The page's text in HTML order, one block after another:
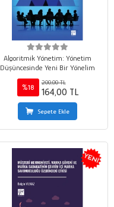
Algoritmik Yönetim: Yönetim
Düşüncesinde Yeni Bir Yönelim
%18
200,00 TL
164,00 TL
Sepete Ekle